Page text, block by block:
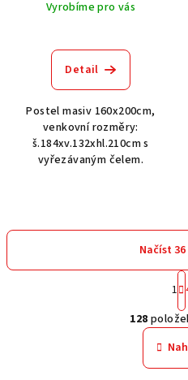
Vyrobíme pro vás
Detail
Postel masiv 160x200cm,
venkovní rozměry:
š.184xv.132xhl.210cm s
vyřezávaným čelem.
O
l
Načíst
t
r
n
k
1
128